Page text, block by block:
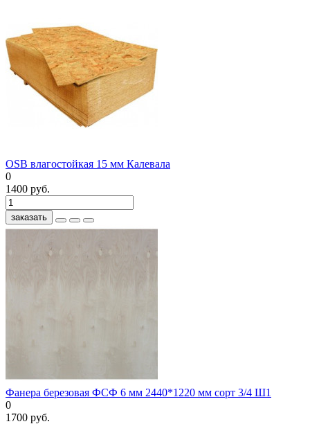
OSB влагостойкая 15 мм Калевала
0
1400 руб.
заказать
Фанера березовая ФСФ 6 мм 2440*1220 мм сорт 3/4 Ш1
0
1700 руб.